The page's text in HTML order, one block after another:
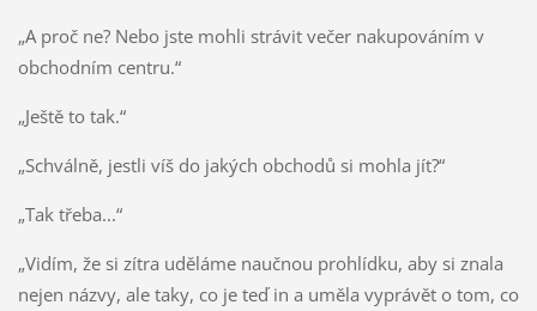
„A proč ne? Nebo jste mohli strávit večer nakupováním v
obchodním centru.“
„Ještě to tak.“
„Schválně, jestli víš do jakých obchodů si mohla jít?“
„Tak třeba...“
„Vidím, že si zítra uděláme naučnou prohlídku, aby si znala
nejen názvy, ale taky, co je teď in a uměla vyprávět o tom, co